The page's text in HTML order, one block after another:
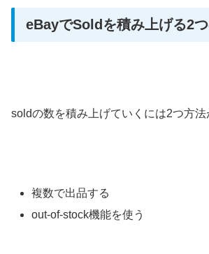
eBayでSoldを積み上げる2
soldの数を積み上げていくには2つ方法
複数で出品する
out-of-stock機能を使う